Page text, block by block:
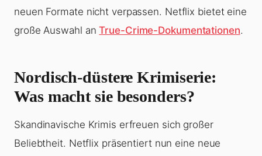
neuen Formate nicht verpassen. Netflix bietet eine
große Auswahl anTrue-Crime-Dokumentationen.
Nordisch-düstere Krimiserie:
Was macht sie besonders?
Skandinavische Krimis erfreuen sich großer
Beliebtheit. Netflix präsentiert nun eine neue